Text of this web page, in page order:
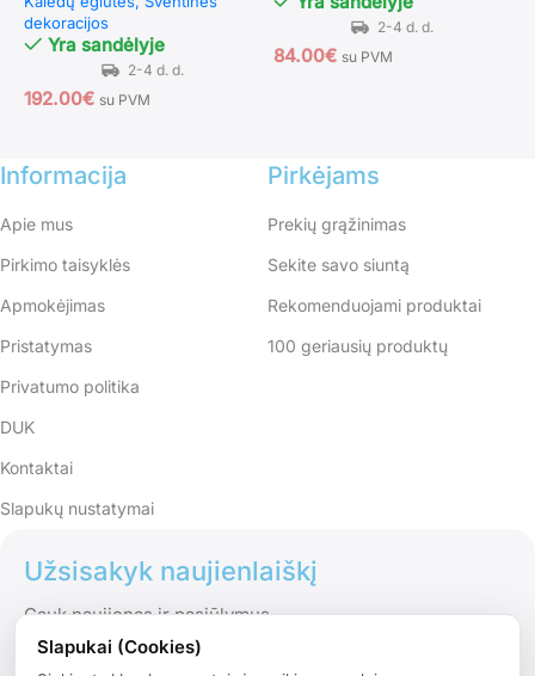
dekoracijos
Yra sandėlyje
192.00€ su PVM
84.00€ su PVM
Informacija
Apie mus
Pirkimo taisyklės
Apmokėjimas
Pristatymas
Privatumo politika
DUK
Kontaktai
Slapukų nustatymai
Pirkėjams
Prekių grąžinimas
Sekite savo siuntą
Rekomenduojami produktai
100 geriausių produktų
Užsisakyk naujienlaiškį
Gauk naujienas ir pasiūlymus
Slapukai (Cookies)